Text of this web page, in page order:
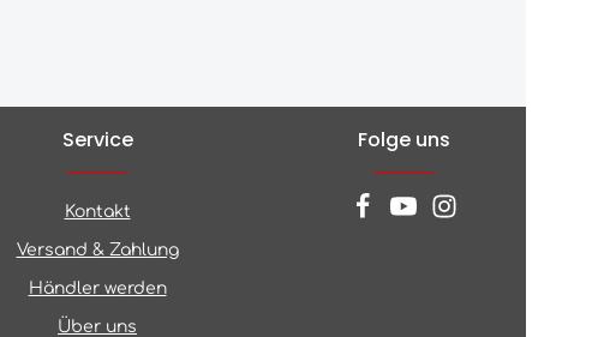
Service
Kontakt
Versand & Zahlung
Händler werden
Über uns
Folge uns